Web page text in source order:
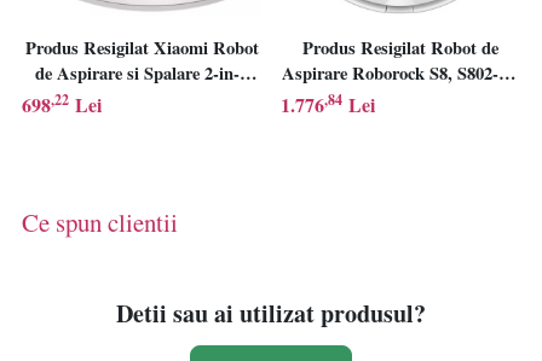
Produs Resigilat Xiaomi Robot
de Aspirare si Spalare 2-in-1
S20, 5000 Pa, Navigatie Laser
698,22 Lei
Produs Resigilat Robot de
Aspirare Roborock S8, S802-00,
aspirator si mop, 5200 mAh,
1.776,84 Lei
Ce spun clientii
Detii sau ai utilizat produsul?